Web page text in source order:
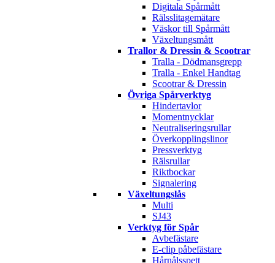
Digitala Spårmått
Rälsslitagemätare
Väskor till Spårmått
Växeltungsmått
Trallor & Dressin & Scootrar
Tralla - Dödmansgrepp
Tralla - Enkel Handtag
Scootrar & Dressin
Övriga Spårverktyg
Hindertavlor
Momentnycklar
Neutraliseringsrullar
Överkopplingslinor
Pressverktyg
Rälsrullar
Riktbockar
Signalering
Växeltungslås
Multi
SJ43
Verktyg för Spår
Avbefästare
E-clip påbefästare
Hårnålsspett